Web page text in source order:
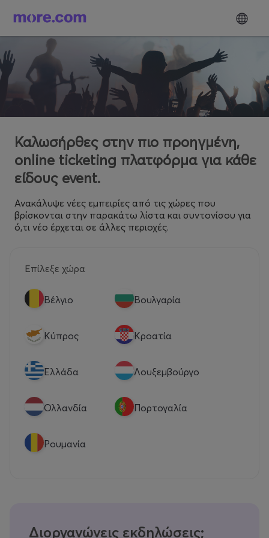
Καλωσήρθες στην πιο προηγμένη,
online ticketing πλατφόρμα για κάθε
είδους event.
Ανακάλυψε νέες εμπειρίες από τις χώρες που
βρίσκονται στην παρακάτω λίστα και συντονίσου για
ό,τι νέο έρχεται σε άλλες περιοχές.
Επίλεξε χώρα
Βέλγιο Βουλγαρία
Κύπρος Κροατία
Eλλάδα Λουξεμβούργο
Ολλανδία Πορτογαλία
Ρουμανία
Διοργανώνεις εκδηλώσεις;